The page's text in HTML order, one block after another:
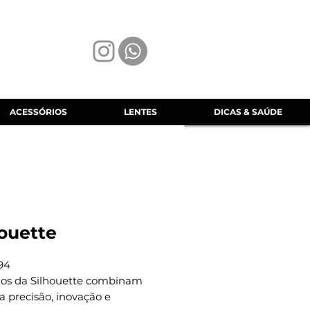
ACESSÓRIOS LENTES DICAS & SAÚDE
da Silhouette combinam
precisão, inovação e